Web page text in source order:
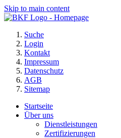
Skip to main content
Suche
Login
Kontakt
Impressum
Datenschutz
AGB
Sitemap
Startseite
Über uns
Dienstleistungen
Zertifizierungen